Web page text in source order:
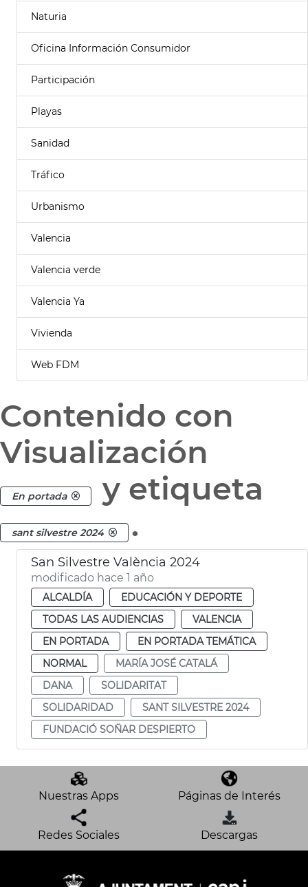
Naturia
Oficina Información Consumidor
Participación
Playas
Sanidad
Tráfico
Urbanismo
Valencia
Valencia verde
Valencia Ya
Vivienda
Web FDM
Contenido con
Visualización
En portada y etiqueta
sant silvestre 2024 .
San Silvestre València 2024
modificado hace 1 año
ALCALDÍA
EDUCACIÓN Y DEPORTE
TODAS LAS AUDIENCIAS
VALENCIA
EN PORTADA
EN PORTADA TEMÁTICA
NORMAL
MARÍA JOSÉ CATALÁ
DANA
SOLIDARITAT
SOLIDARIDAD
SANT SILVESTRE 2024
FUNDACIÓ SOÑAR DESPIERTO
Nuestras Apps Páginas de Interés
Redes Sociales Descargas